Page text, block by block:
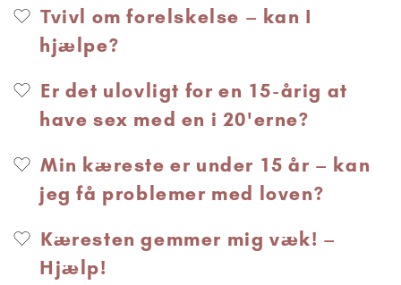
Tvivl om forelskelse – kan I
hjælpe?
Er det ulovligt for en 15-årig at
have sex med en i 20'erne?
Min kæreste er under 15 år – kan
jeg få problemer med loven?
Kæresten gemmer mig væk! –
Hjælp!